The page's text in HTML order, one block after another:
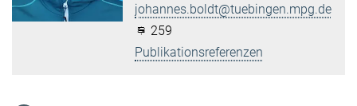
johannes.boldt@tuebingen.mpg.de
259
Publikationsreferenzen